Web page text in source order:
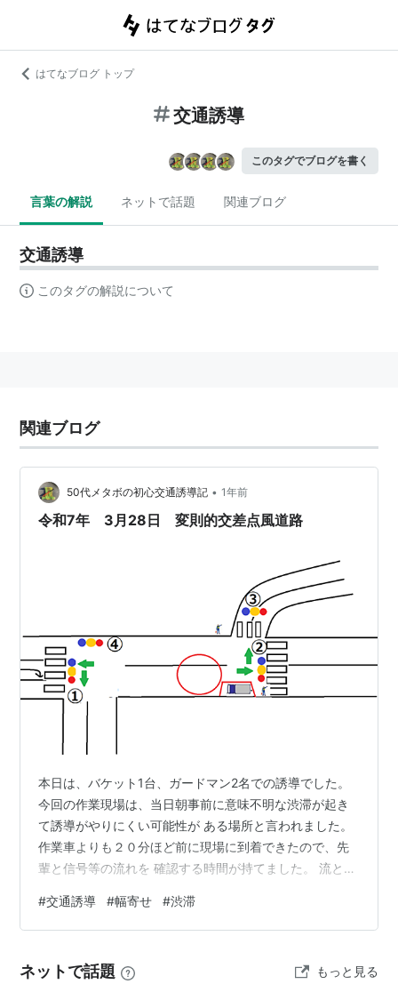
はてなブログ トップ
交通誘導
このタグでブログを書く
言葉の解説 ネットで話題 関連ブログ
交通誘導
このタグの解説について
関連ブログ
50代メタボの初心交通誘導記 • 1年前
令和7年 3月28日 変則的交差点風道路
本日は、バケット1台、ガードマン2名での誘導でした。
今回の作業現場は、当日朝事前に意味不明な渋滞が起き
て誘導がやりにくい可能性が ある場所と言われました。
作業車よりも２０分ほど前に現場に到着できたので、先
輩と信号等の流れを 確認する時間が持てました。 流とし
①、②が赤になった後、③が青、①の矢印が点灯し
て、③信号の通りが進行 ③が赤になり、①の矢印が消
①、②の信号が青になりメインお通りが進行の流れのル
#交通誘導 #幅寄せ #渋滞
ネットで話題 もっと見る